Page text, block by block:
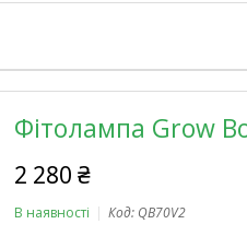
Фітолампа Grow
2 280 ₴
В наявності Код: QB70V2